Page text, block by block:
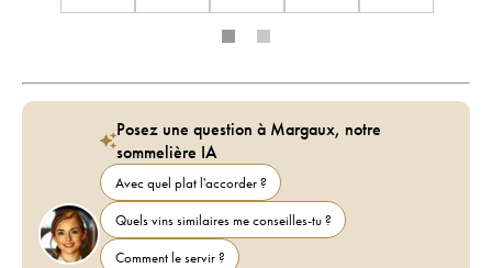
Posez une question à Margaux, notre
sommelière IA
Avec quel plat l'accorder ?
Quels vins similaires me conseilles-tu ?
Comment le servir ?